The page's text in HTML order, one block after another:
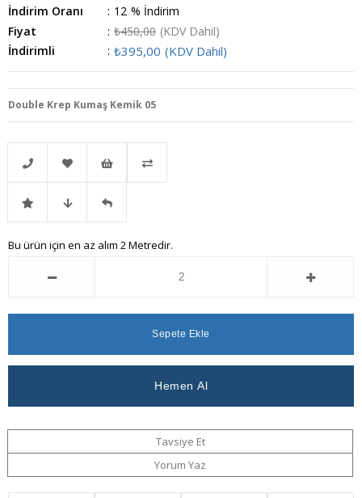
İndirim Oranı : %
12
İndirim
Fiyat
: ₺450,00 (KDV Dahil)
İndirimli
: ₺395,00 (KDV Dahil)
Double Krep Kumaş Kemik 05
Telefonla
Sipariş
Favorilere
Ekle
İstek
Listeme
İndirimli Fiyat
Ver
Gelince
Bu ürün için en az alım 2 Metredir.
Tavsiye Et
Yorum Yaz